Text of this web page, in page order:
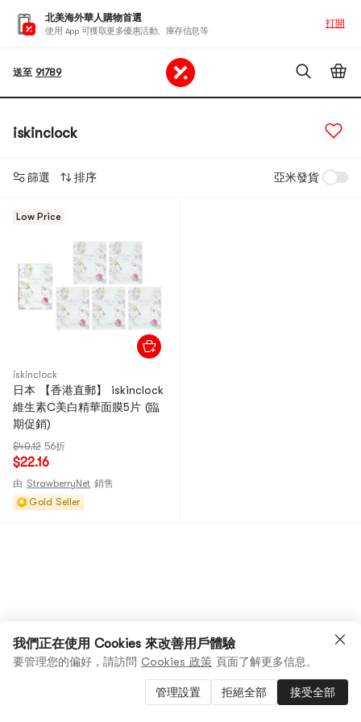
北美海外華人購物首選
使用 App 可獲取更多優惠活動、庫存信息等
打開
送至 91789
iskinclock
篩選 排序 亞米發貨
Low Price
iskinclock
日本 【香港直郵】 iskinclock
維生素C美白精華面膜5片 (臨
期促銷)
$40.12 56折
$22.16
由 StrawberryNet 銷售
Gold Seller
我們正在使用 Cookies 來改善用戶體驗
要管理您的偏好，請訪問 Cookies 政策 頁面了解更多信息。
管理設置 拒絕全部 接受全部